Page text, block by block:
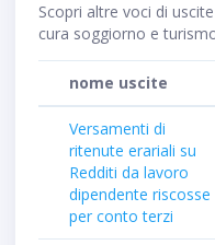
Scopri altre voci di
cura soggiorno e
nome uscite
Versamenti di
ritenute erariali su
Redditi da lavoro
dipendente riscosse
per conto terzi